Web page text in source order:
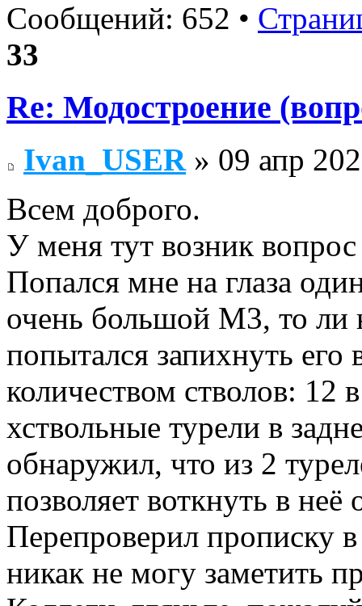
Сообщений: 652 •
33
Re: Модостроение
Ivan_USER» 09 апр
Всем доброго.
У меня тут возник
Попался мне на глаза
очень большой М3, то
попытался запихнуть
количеством стволов: 12
хствольные турели в
обнаружил, что из 2
позволяет воткнуть в
Перепроверил прописку
никак не могу заметить